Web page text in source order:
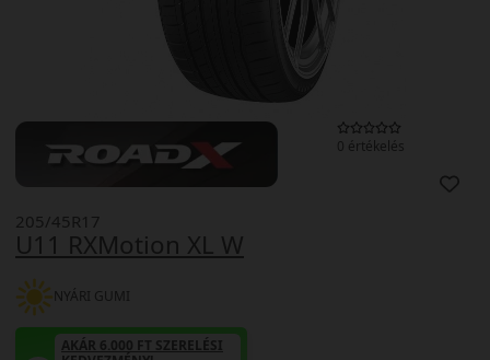
0 értékelés
U11 RXMotion XL W
205/45R17
NYÁRI GUMI
AKÁR 6.000 FT SZERELÉSI